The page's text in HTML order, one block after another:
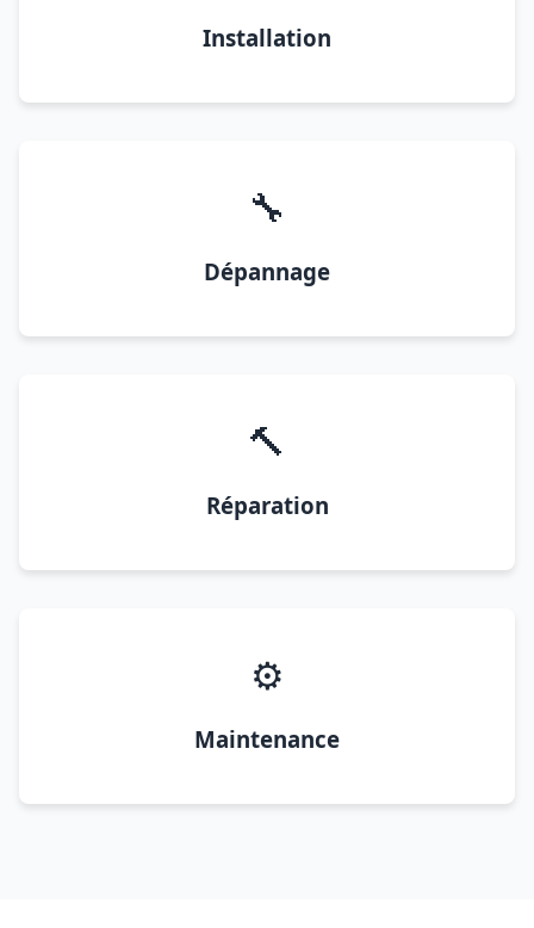
Installation
🔧
Dépannage
🔨
Réparation
⚙️
Maintenance